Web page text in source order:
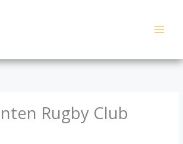
Rugby Club